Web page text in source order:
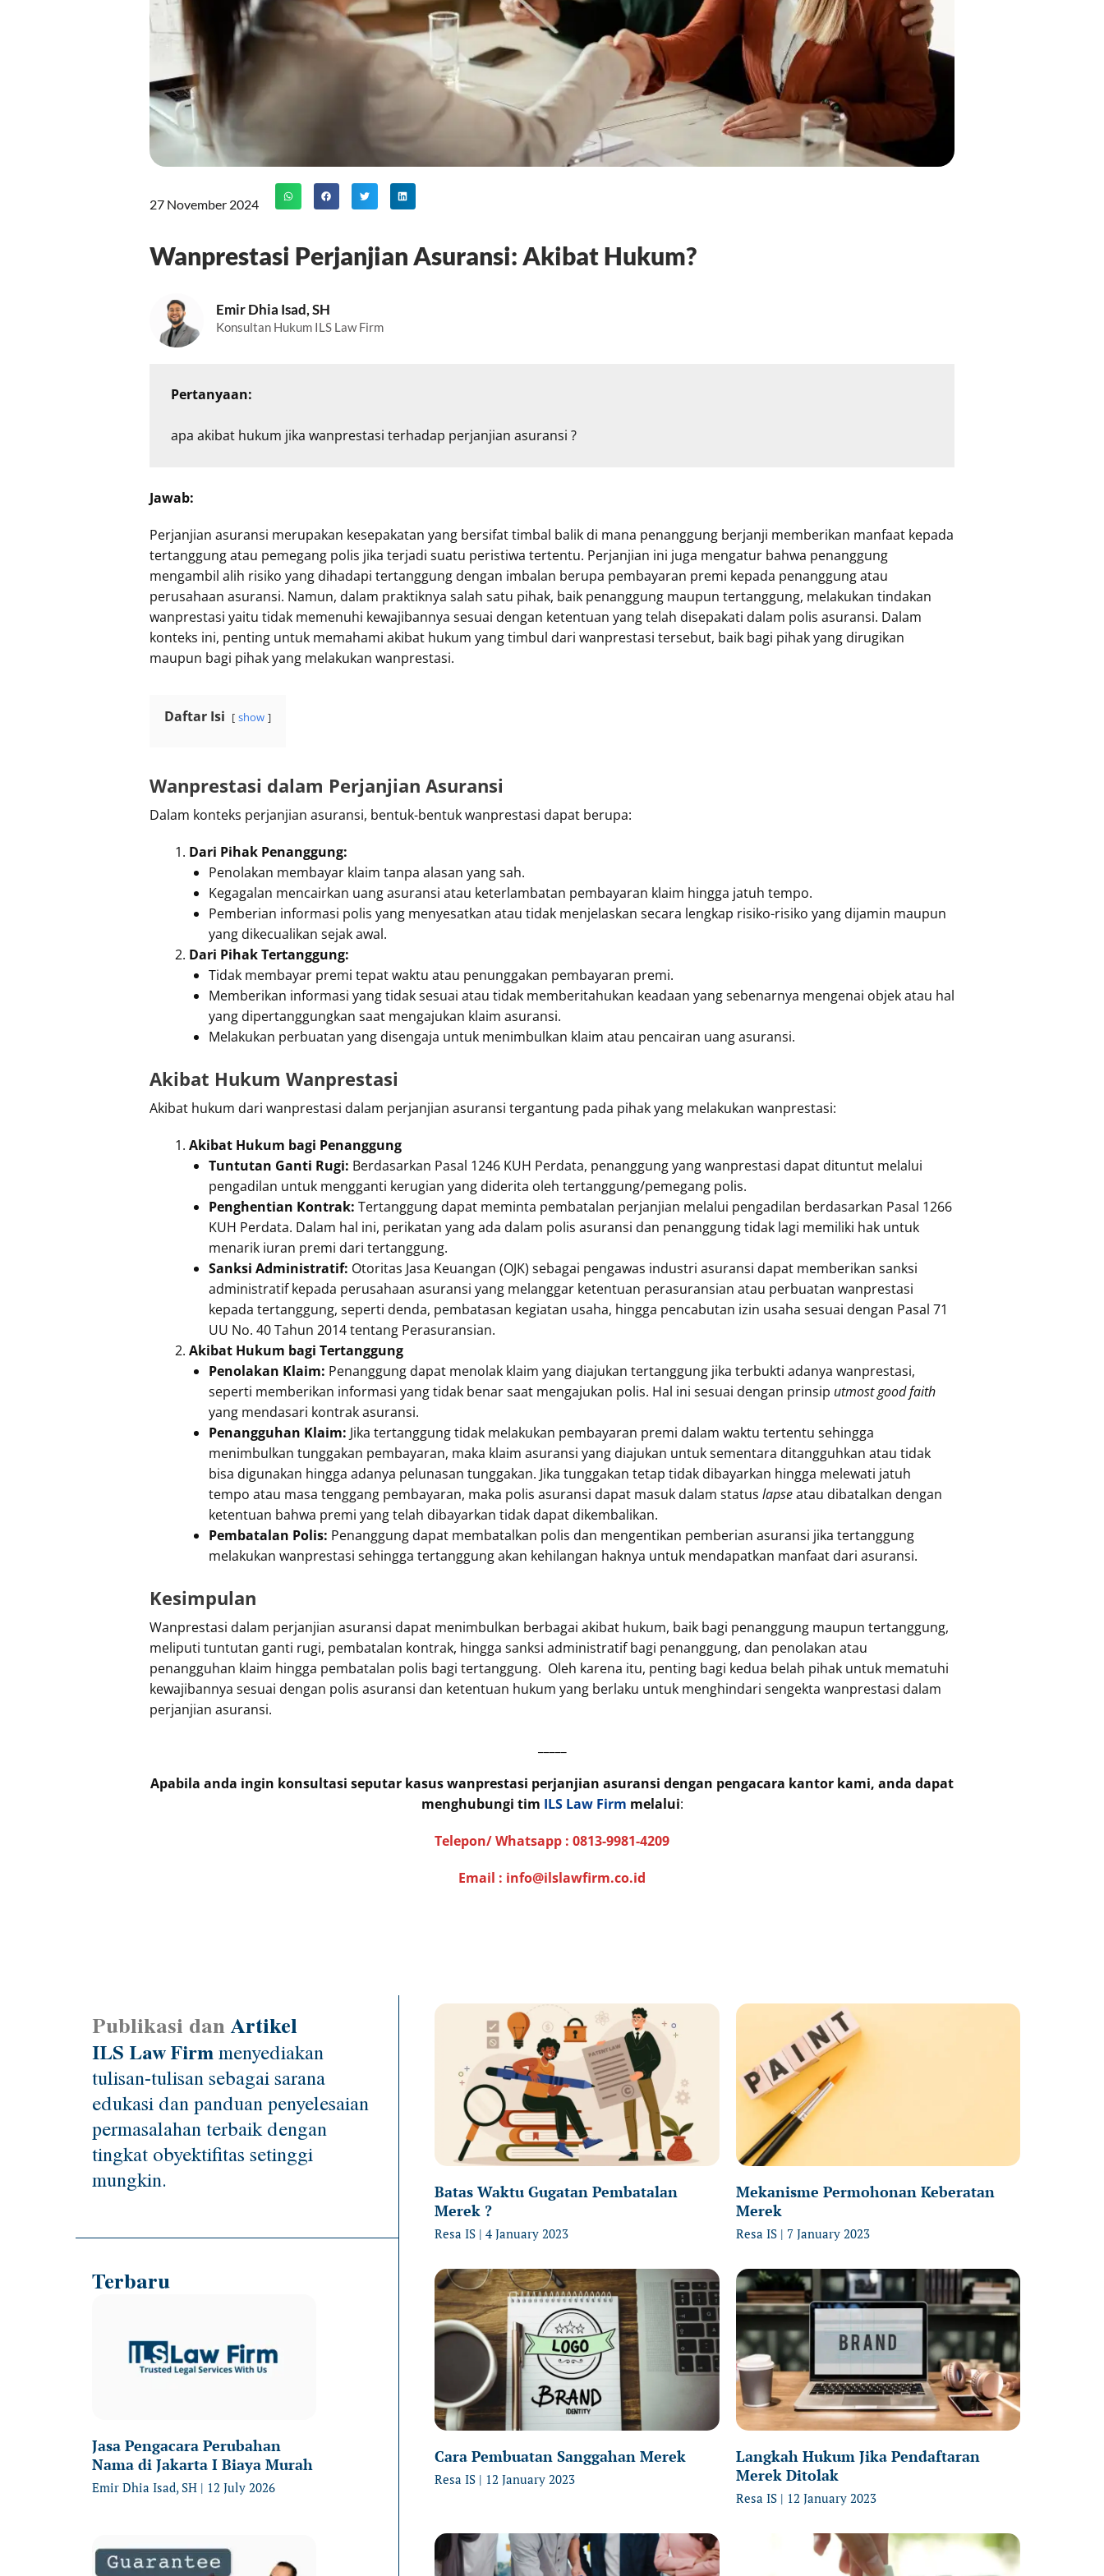
27 November 2024
Wanprestasi Perjanjian Asuransi: Akibat Hukum?
Emir Dhia Isad, SH
Konsultan Hukum ILS Law Firm
Pertanyaan:
apa akibat hukum jika wanprestasi terhadap perjanjian asuransi ?
Jawab:
Perjanjian asuransi merupakan kesepakatan yang bersifat timbal balik di mana penanggung berjanji memberikan manfaat kepada
tertanggung atau pemegang polis jika terjadi suatu peristiwa tertentu. Perjanjian ini juga mengatur bahwa penanggung
mengambil alih risiko yang dihadapi tertanggung dengan imbalan berupa pembayaran premi kepada penanggung atau
perusahaan asuransi. Namun, dalam praktiknya salah satu pihak, baik penanggung maupun tertanggung, melakukan tindakan
wanprestasi yaitu tidak memenuhi kewajibannya sesuai dengan ketentuan yang telah disepakati dalam polis asuransi. Dalam
konteks ini, penting untuk memahami akibat hukum yang timbul dari wanprestasi tersebut, baik bagi pihak yang dirugikan
maupun bagi pihak yang melakukan wanprestasi.
Daftar Isi show
Wanprestasi dalam Perjanjian Asuransi
Dalam konteks perjanjian asuransi, bentuk-bentuk wanprestasi dapat berupa:
Dari Pihak Penanggung:
Penolakan membayar klaim tanpa alasan yang sah.
Kegagalan mencairkan uang asuransi atau keterlambatan pembayaran klaim hingga jatuh tempo.
Pemberian informasi polis yang menyesatkan atau tidak menjelaskan secara lengkap risiko-risiko yang dijamin maupun
yang dikecualikan sejak awal.
Dari Pihak Tertanggung:
Tidak membayar premi tepat waktu atau penunggakan pembayaran premi.
Memberikan informasi yang tidak sesuai atau tidak memberitahukan keadaan yang sebenarnya mengenai objek atau hal
yang dipertanggungkan saat mengajukan klaim asuransi.
Melakukan perbuatan yang disengaja untuk menimbulkan klaim atau pencairan uang asuransi.
Akibat Hukum Wanprestasi
Akibat hukum dari wanprestasi dalam perjanjian asuransi tergantung pada pihak yang melakukan wanprestasi:
Akibat Hukum bagi Penanggung
Tuntutan Ganti Rugi: Berdasarkan Pasal 1246 KUH Perdata, penanggung yang wanprestasi dapat dituntut melalui
pengadilan untuk mengganti kerugian yang diderita oleh tertanggung/pemegang polis.
Penghentian Kontrak: Tertanggung dapat meminta pembatalan perjanjian melalui pengadilan berdasarkan Pasal 1266
KUH Perdata. Dalam hal ini, perikatan yang ada dalam polis asuransi dan penanggung tidak lagi memiliki hak untuk
menarik iuran premi dari tertanggung.
Sanksi Administratif: Otoritas Jasa Keuangan (OJK) sebagai pengawas industri asuransi dapat memberikan sanksi
administratif kepada perusahaan asuransi yang melanggar ketentuan perasuransian atau perbuatan wanprestasi
kepada tertanggung, seperti denda, pembatasan kegiatan usaha, hingga pencabutan izin usaha sesuai dengan Pasal 71
UU No. 40 Tahun 2014 tentang Perasuransian.
Akibat Hukum bagi Tertanggung
Penolakan Klaim: Penanggung dapat menolak klaim yang diajukan tertanggung jika terbukti adanya wanprestasi,
seperti memberikan informasi yang tidak benar saat mengajukan polis. Hal ini sesuai dengan prinsip utmost good faith
yang mendasari kontrak asuransi.
Penangguhan Klaim: Jika tertanggung tidak melakukan pembayaran premi dalam waktu tertentu sehingga
menimbulkan tunggakan pembayaran, maka klaim asuransi yang diajukan untuk sementara ditangguhkan atau tidak
bisa digunakan hingga adanya pelunasan tunggakan. Jika tunggakan tetap tidak dibayarkan hingga melewati jatuh
tempo atau masa tenggang pembayaran, maka polis asuransi dapat masuk dalam status lapseatau dibatalkan dengan
ketentuan bahwa premi yang telah dibayarkan tidak dapat dikembalikan.
Pembatalan Polis: Penanggung dapat membatalkan polis dan mengentikan pemberian asuransi jika tertanggung
melakukan wanprestasi sehingga tertanggung akan kehilangan haknya untuk mendapatkan manfaat dari asuransi.
Kesimpulan
Wanprestasi dalam perjanjian asuransi dapat menimbulkan berbagai akibat hukum, baik bagi penanggung maupun tertanggung,
meliputi tuntutan ganti rugi, pembatalan kontrak, hingga sanksi administratif bagi penanggung, dan penolakan atau
penangguhan klaim hingga pembatalan polis bagi tertanggung. Oleh karena itu, penting bagi kedua belah pihak untuk mematuhi
kewajibannya sesuai dengan polis asuransi dan ketentuan hukum yang berlaku untuk menghindari sengekta wanprestasi dalam
perjanjian asuransi.
Apabila anda ingin konsultasi seputar kasus wanprestasi perjanjian asuransi dengan pengacara kantor kami, anda dapat
menghubungi tim ILS Law Firm melalui:
Telepon/ Whatsapp : 0813-9981-4209
Email : info@ilslawfirm.co.id
Publikasi danArtikel
ILS Law Firmmenyediakan
tulisan-tulisan sebagai sarana
edukasi dan panduan penyelesaian
permasalahan terbaik dengan
tingkat obyektifitas setinggi
mungkin.
Terbaru
Jasa Pengacara Perubahan
Nama di Jakarta I Biaya Murah
Emir Dhia Isad, SH 12 July 2026
Batas Waktu Gugatan Pembatalan
Merek ?
Resa IS 4 January 2023
Mekanisme Permohonan Keberatan
Merek
Resa IS 7 January 2023
Cara Pembuatan Sanggahan Merek
Resa IS 12 January 2023
Langkah Hukum Jika Pendaftaran
Merek Ditolak
Resa IS 12 January 2023
Page Page